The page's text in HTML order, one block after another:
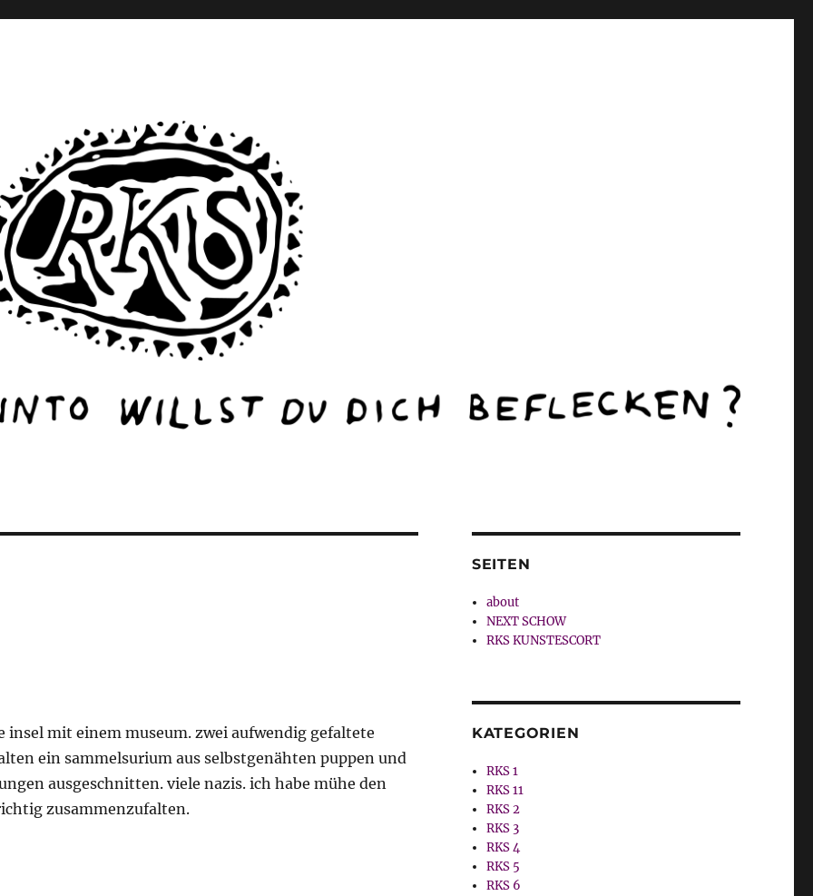
insel mit einem museum. zwei aufwendig gefaltete
ein sammelsurium aus selbstgenähten puppen und
ausgeschnitten. viele nazis. ich habe mühe den
zusammenzufalten.
SEITEN
about
NEXT SCHOW
RKS KUNSTESCORT
KATEGORIEN
RKS 1
RKS 11
RKS 2
RKS 3
RKS 4
RKS 5
RKS 6